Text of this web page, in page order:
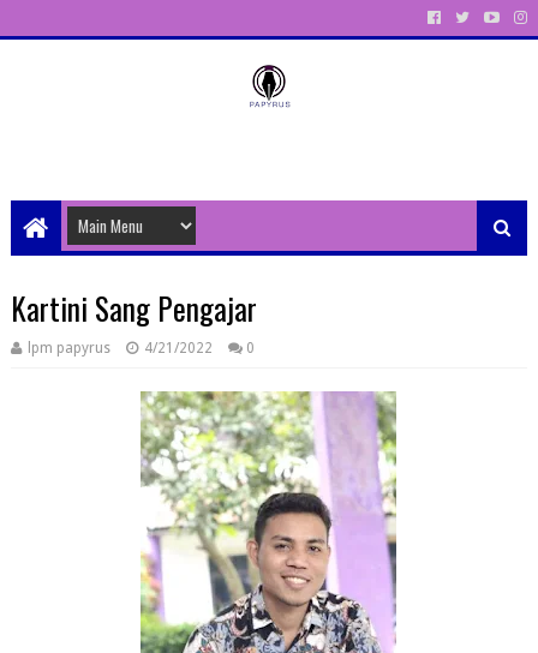
Kartini Sang Pengajar
lpm papyrus 4/21/2022 0